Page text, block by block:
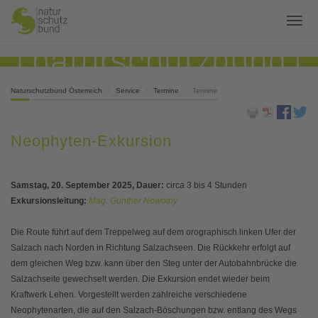
Naturschutzbund Österreich Service Termine Termine
Neophyten-Exkursion
Samstag, 20. September 2025, Dauer: circa 3 bis 4 Stunden
Exkursionsleitung: Mag. Günther Nowotny
Die Route führt auf dem Treppelweg auf dem orographisch linken Ufer der
Salzach nach Norden in Richtung Salzachseen. Die Rückkehr erfolgt auf
dem gleichen Weg bzw. kann über den Steg unter der Autobahnbrücke die
Salzachseite gewechselt werden. Die Exkursion endet wieder beim
Kraftwerk Lehen. Vorgestellt werden zahlreiche verschiedene
Neophytenarten, die auf den Salzach-Böschungen bzw. entlang des Wegs